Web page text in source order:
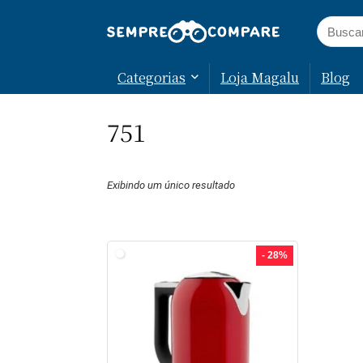
Categorias Loja Magalu Blog
751
Exibindo um único resultado
- 28%